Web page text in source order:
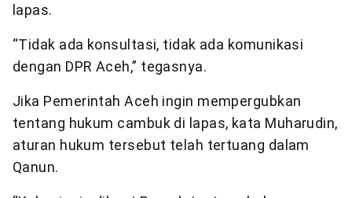
lapas.
“Tidak ada konsultasi, tidak ada komunikasi
dengan DPR Aceh,” tegasnya.
Jika Pemerintah Aceh ingin mempergubkan
tentang hukum cambuk di lapas, kata Muharudin,
aturan hukum tersebut telah tertuang dalam
Qanun.